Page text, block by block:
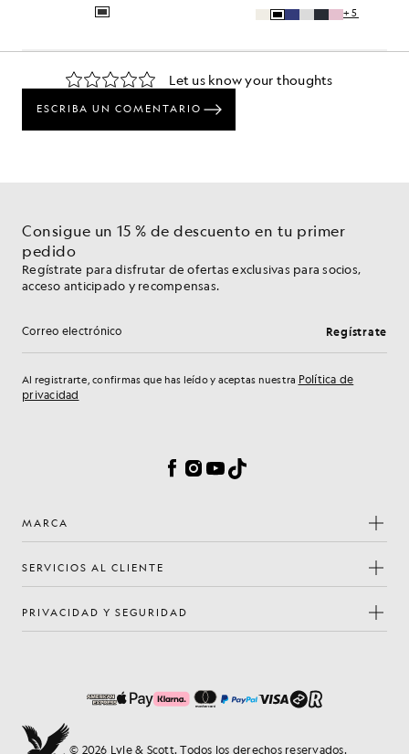
+5
Consigue un 15 % de descuento en tu primer
pedido
Regístrate para disfrutar de ofertas exclusivas para socios,
acceso anticipado y recompensas.
Dirección de correo electrónico Regístrate
Al registrarte, confirmas que has leído y aceptas nuestra Política de
privacidad
Facebook
Instagram
YouTube
TikTok
MARCA
SERVICIOS AL CLIENTE
PRIVACIDAD Y SEGURIDAD
© 2026 Lyle & Scott. Todos los derechos reservados.